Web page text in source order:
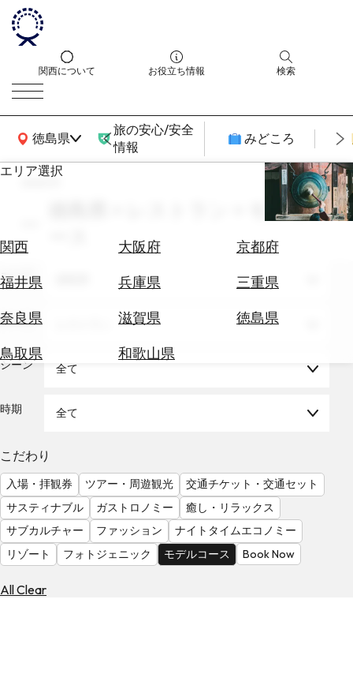
関西について お役立ち情報 検索
徳島県
関西広域MAP
旅の安心/安全
情報
みどころ
エリア選択
関西 大阪府
京都府
福井県
兵庫県
三重県
奈良県
滋賀県
徳島県
鳥取県
和歌山県
エ
券
テ
を
る
気
を
見
る
search
徳島県 × レストラン × モデルコ
エリア
テーマ
シーン 全て
時期 全て
こだわり
入場・拝観券 ツアー・周遊観光
交通チケット・交通セット
サスティナブル
ガストロノミー
癒し・リラックス
サブカルチャー
ファッション
ナイトタイムエコノミー
リゾート
フォトジェニック モデルコース Book Now
All Clear